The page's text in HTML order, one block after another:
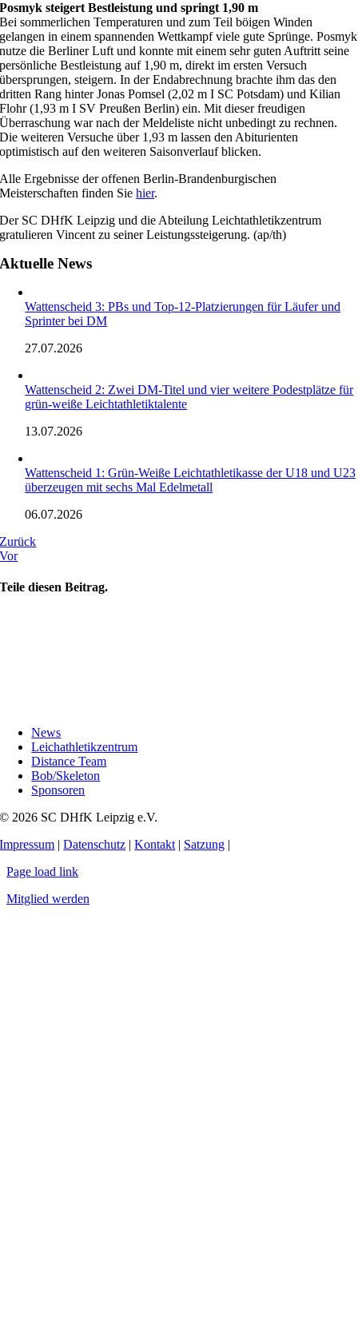
Posmyk steigert Bestleistung und springt 1,90 m
Bei sommerlichen Temperaturen und zum Teil böigen Winden
gelangen in einem spannenden Wettkampf viele gute Sprünge. Posmyk
nutze die Berliner Luft und konnte mit einem sehr guten Auftritt seine
persönliche Bestleistung auf 1,90 m, direkt im ersten Versuch
übersprungen, steigern. In der Endabrechnung brachte ihm das den
dritten Rang hinter Jonas Pomsel (2,02 m I SC Potsdam) und Kilian
Flohr (1,93 m I SV Preußen Berlin) ein. Mit dieser freudigen
Überraschung war nach der Meldeliste nicht unbedingt zu rechnen.
Die weiteren Versuche über 1,93 m lassen den Abiturienten
optimistisch auf den weiteren Saisonverlauf blicken.
Alle Ergebnisse der offenen Berlin-Brandenburgischen
Meisterschaften finden Siehier.
Der SC DHfK Leipzig und die Abteilung Leichtathletikzentrum
gratulieren Vincent zu seiner Leistungssteigerung. (ap/th)
Aktuelle News
Wattenscheid 3: PBs und Top-12-Platzierungen für Läufer und
Sprinter bei DM
27.07.2026
Wattenscheid 2: Zwei DM-Titel und vier weitere Podestplätze für
grün-weiße Leichtathletiktalente
13.07.2026
Wattenscheid 1: Grün-Weiße Leichtathletikasse der U18 und U23
überzeugen mit sechs Mal Edelmetall
06.07.2026
Zurück
Vor
Teile diesen Beitrag.
News
Leichathletikzentrum
Distance Team
Bob/Skeleton
Sponsoren
© 2026 SC DHfK Leipzig e.V.
Impressum |Datenschutz |Kontakt | Satzung |
Page load link
Mitglied werden